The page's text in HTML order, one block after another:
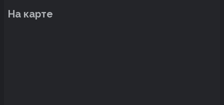
На карте